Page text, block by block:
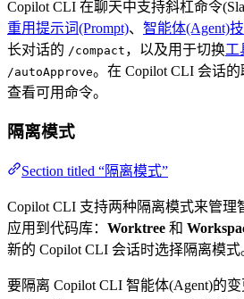
Copilot CLI 在聊天中支持斜杠命令
重用提示词(Prompt)、 智能体(Agent)
长对话的 /compact ，以及用于切换工
/autoApprove。在 Copilot CLI 会话
查看可用命令。
隔离模式
Section titled “隔离模式”
Copilot CLI 支持两种隔离模式来管理
应用到代码库： Worktree 和
新的 Copilot CLI 会话时选择隔离模式
要隔离 Copilot CLI 智能体(Agent)的